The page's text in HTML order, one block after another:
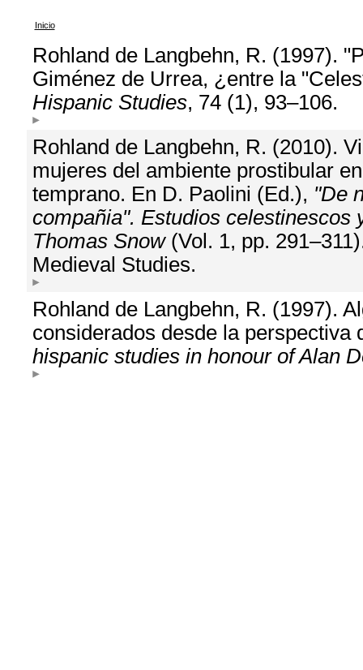
Inicio
Rohland de Langbehn, R. (1997).
Giménez de Urrea, ¿entre la
Hispanic Studies, 74 (1), 93–106.
Rohland de Langbehn, R. (2010).
mujeres del ambiente prostibular
temprano. En D. Paolini (Ed.), "De
compañia". Estudios celestinescos
Thomas Snow(Vol. 1, pp.
Medieval Studies.
Rohland de Langbehn, R. (1997).
considerados desde la
hispanic studies in honour of Alan